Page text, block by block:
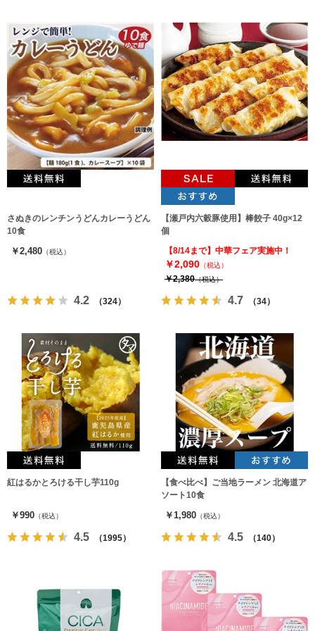
さぬきのレンチンうどんカレーうどん
10食
￥2,480 （税込）
4.2 （324）
【瀬戸内六穀豚使用】棒餃子 40g×12
個
【8/14まで】中華フェア実施中！
￥2,090 （税込）
￥2,380（税込）
4.7 （34）
紅はるかとろける干し芋110g
￥990 （税込）
4.5 （1995）
【食べ比べ】ご当地ラーメン 北海道ア
ソート10食
￥1,980 （税込）
4.5 （140）